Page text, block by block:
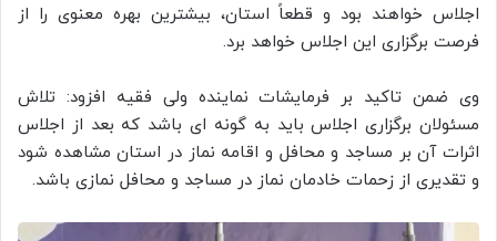
اجلاس خواهند بود و قطعاً استان، بیشترین بهره معنوی را از
فرصت برگزاری این اجلاس خواهد برد.
وی ضمن تاکید بر فرمایشات نماینده ولی فقیه افزود: تلاش
مسئولان برگزاری اجلاس باید به گونه ای باشد که بعد از اجلاس
اثرات آن بر مساجد و محافل و اقامه نماز در استان مشاهده شود
و تقدیری از زحمات خادمان نماز در مساجد و محافل نمازی باشد.